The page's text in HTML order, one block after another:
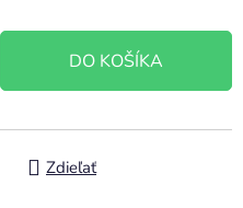
DO KOŠÍKA
Zdieľať